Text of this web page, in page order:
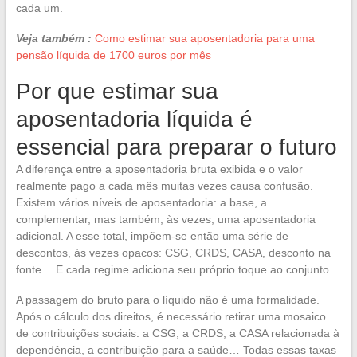
cada um.
Veja também : Como estimar sua aposentadoria para uma
pensão líquida de 1700 euros por mês
Por que estimar sua
aposentadoria líquida é
essencial para preparar o futuro
A diferença entre a aposentadoria bruta exibida e o valor
realmente pago a cada mês muitas vezes causa confusão.
Existem vários níveis de aposentadoria: a base, a
complementar, mas também, às vezes, uma aposentadoria
adicional. A esse total, impõem-se então uma série de
descontos, às vezes opacos: CSG, CRDS, CASA, desconto na
fonte… E cada regime adiciona seu próprio toque ao conjunto.
A passagem do bruto para o líquido não é uma formalidade.
Após o cálculo dos direitos, é necessário retirar uma mosaico
de contribuições sociais: a CSG, a CRDS, a CASA relacionada à
dependência, a contribuição para a saúde… Todas essas taxas